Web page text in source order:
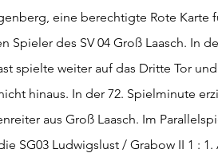
eine berechtigte Rote Karte
Spieler des SV 04 Groß Laasch. In
spielte weiter auf das Dritte Tor
hinaus. In der 72. Spielminute
aus Groß Laasch. Im
SG03 Ludwigslust / Grabow II 1 : 1.